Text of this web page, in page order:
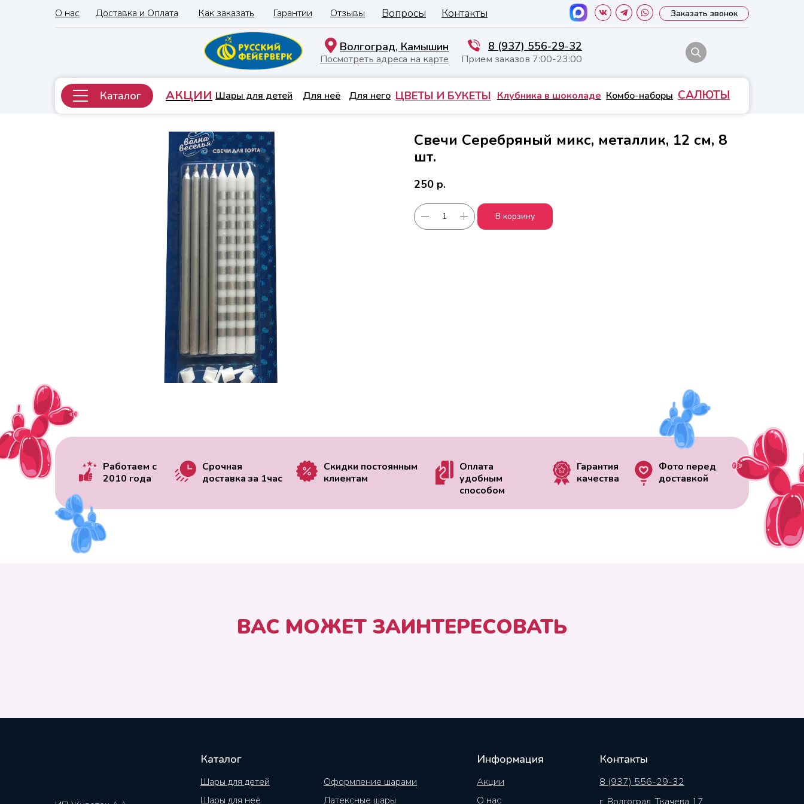
О нас Доставка и Оплата Как заказать Гарантии Отзывы Вопросы
8 (937) 556-29-32
Прием заказов 7:00-23:00
Заказать звонок
Волгоград, Камышин
АКЦИИ Шары для детей Для неё ЦВЕТЫ И БУКЕТЫ Клубника в шоколаде Комбо-наборы
Для него САЛЮТЫ
Контакты
Посмотреть адреса на карте
Свечи Серебряный микс, металлик, 12 см, 8
шт.
250 р.
В корзину
Работаем с
2010 года
Срочная
доставка за 1час
Скидки постоянным
клиентам
Оплата
удобным
способом
Гарантия
качества
Фото перед
доставкой
ВАС МОЖЕТ ЗАИНТЕРЕСОВАТЬ
Каталог
Шары для детей
Шары для неё
Оформление шарами
Латексные шары
Информация
Акции
О нас
Контакты
8 (937) 556-29-32